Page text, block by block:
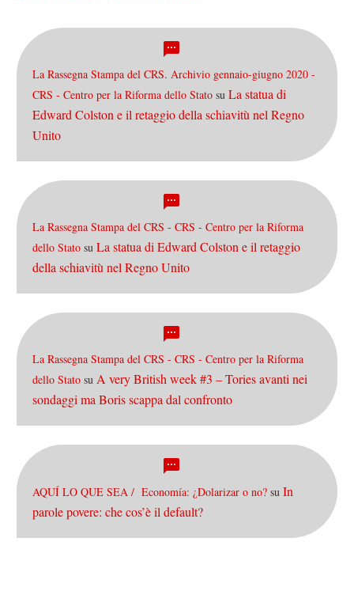
La Rassegna Stampa del CRS. Archivio gennaio-giugno 2020 -
CRS - Centro per la Riforma dello Stato su La statua di
Edward Colston e il retaggio della schiavitù nel Regno
Unito
La Rassegna Stampa del CRS - CRS - Centro per la Riforma
dello Stato su La statua di Edward Colston e il retaggio
della schiavitù nel Regno Unito
La Rassegna Stampa del CRS - CRS - Centro per la Riforma
dello Stato su A very British week #3 – Tories avanti nei
sondaggi ma Boris scappa dal confronto
AQUÍ LO QUE SEA / Economía: ¿Dolarizar o no? su In
parole povere: che cos’è il default?